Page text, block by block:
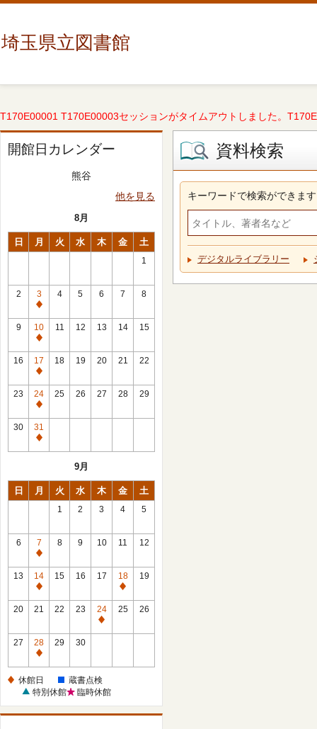
埼玉県立図書館
T170E00001 T170E00003セッションがタイムアウトしました。
開館日カレンダー
熊谷
他を見る
8月
日 月 火 水 木 金 土
1
2
3
休
館
日
4 5 6 7 8
9
10
休
館
日
11 12 13 14 15
16
17
休
館
日
18 19 20 21 22
23
24
休
館
日
25 26 27 28 29
30
31
休
9月
日 月 火 水 木 金 土
1 2 3 4 5
6
7
休
館
日
8 9 10 11 12
13
14
休
館
15 16 17
18
休
館
19
20 21 22 23
24
休
25 26
27
28
休
日
29 30
休館日
蔵書点検
特別休館
臨時休館
資料検索
キーワードで検索ができます
デジタルライブラリー